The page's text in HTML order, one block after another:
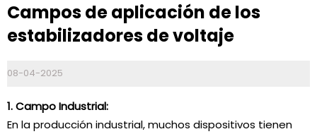
Campos de aplicación de los
estabilizadores de voltaje
08-04-2025
1. Campo Industrial:
En la producción industrial, muchos dispositivos tienen